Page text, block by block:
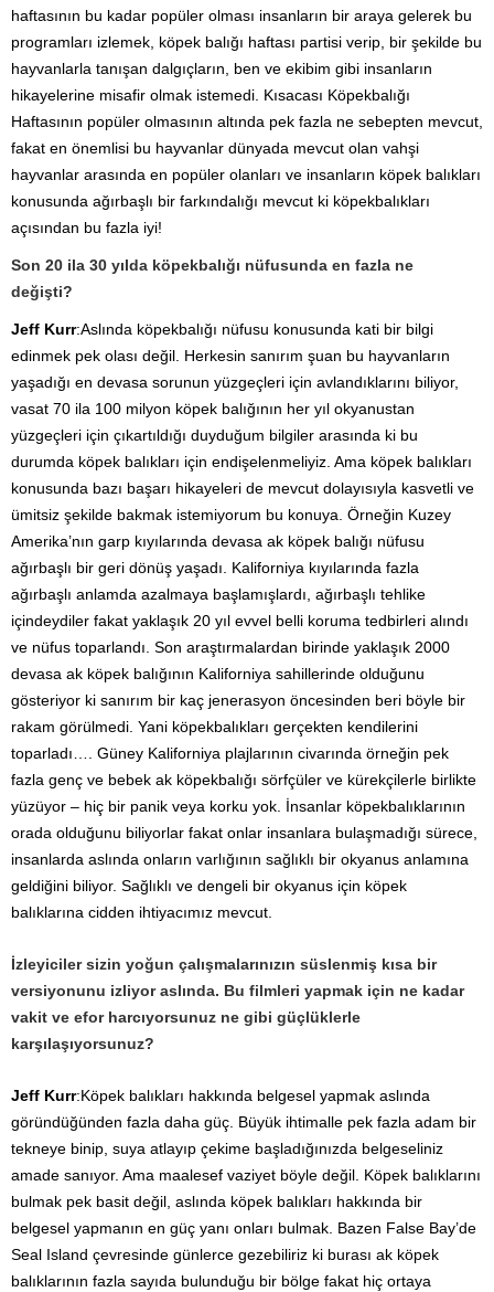
haftasının bu kadar popüler olması insanların bir araya gelerek bu
programları izlemek, köpek balığı haftası partisi verip, bir şekilde bu
hayvanlarla tanışan dalgıçların, ben ve ekibim gibi insanların
hikayelerine misafir olmak istemedi. Kısacası Köpekbalığı
Haftasının popüler olmasının altında pek fazla ne sebepten mevcut,
fakat en önemlisi bu hayvanlar dünyada mevcut olan vahşi
hayvanlar arasında en popüler olanları ve insanların köpek balıkları
konusunda ağırbaşlı bir farkındalığı mevcut ki köpekbalıkları
açısından bu fazla iyi!
Son 20 ila 30 yılda köpekbalığı nüfusunda en fazla ne
değişti?
Jeff Kurr:Aslında köpekbalığı nüfusu konusunda kati bir bilgi
edinmek pek olası değil. Herkesin sanırım şuan bu hayvanların
yaşadığı en devasa sorunun yüzgeçleri için avlandıklarını biliyor,
vasat 70 ila 100 milyon köpek balığının her yıl okyanustan
yüzgeçleri için çıkartıldığı duyduğum bilgiler arasında ki bu
durumda köpek balıkları için endişelenmeliyiz. Ama köpek balıkları
konusunda bazı başarı hikayeleri de mevcut dolayısıyla kasvetli ve
ümitsiz şekilde bakmak istemiyorum bu konuya. Örneğin Kuzey
Amerika’nın garp kıyılarında devasa ak köpek balığı nüfusu
ağırbaşlı bir geri dönüş yaşadı. Kaliforniya kıyılarında fazla
ağırbaşlı anlamda azalmaya başlamışlardı, ağırbaşlı tehlike
içindeydiler fakat yaklaşık 20 yıl evvel belli koruma tedbirleri alındı
ve nüfus toparlandı. Son araştırmalardan birinde yaklaşık 2000
devasa ak köpek balığının Kaliforniya sahillerinde olduğunu
gösteriyor ki sanırım bir kaç jenerasyon öncesinden beri böyle bir
rakam görülmedi. Yani köpekbalıkları gerçekten kendilerini
toparladı…. Güney Kaliforniya plajlarının civarında örneğin pek
fazla genç ve bebek ak köpekbalığı sörfçüler ve kürekçilerle birlikte
yüzüyor – hiç bir panik veya korku yok. İnsanlar köpekbalıklarının
orada olduğunu biliyorlar fakat onlar insanlara bulaşmadığı sürece,
insanlarda aslında onların varlığının sağlıklı bir okyanus anlamına
geldiğini biliyor. Sağlıklı ve dengeli bir okyanus için köpek
balıklarına cidden ihtiyacımız mevcut.
İzleyiciler sizin yoğun çalışmalarınızın süslenmiş kısa bir
versiyonunu izliyor aslında. Bu filmleri yapmak için ne kadar
vakit ve efor harcıyorsunuz ne gibi güçlüklerle
karşılaşıyorsunuz?
Jeff Kurr:Köpek balıkları hakkında belgesel yapmak aslında
göründüğünden fazla daha güç. Büyük ihtimalle pek fazla adam bir
tekneye binip, suya atlayıp çekime başladığınızda belgeseliniz
amade sanıyor. Ama maalesef vaziyet böyle değil. Köpek balıklarını
bulmak pek basit değil, aslında köpek balıkları hakkında bir
belgesel yapmanın en güç yanı onları bulmak. Bazen False Bay’de
Seal Island çevresinde günlerce gezebiliriz ki burası ak köpek
balıklarının fazla sayıda bulunduğu bir bölge fakat hiç ortaya